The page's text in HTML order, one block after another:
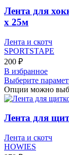
Лента для
х 25м
Лента и скотч
SPORTSTAPE
200 ₽
В избранное
Выберите
Опции можно
Лента для
Лента и скотч
HOWIES